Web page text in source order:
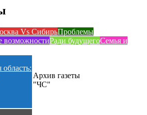
Vs СибирьПроблемы
возможностиРади будущегоСемья и
Архив газеты
"ЧС"